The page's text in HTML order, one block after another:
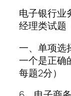
电子银行业
经理类试题
一、单项选
一个是正确
每题2分）